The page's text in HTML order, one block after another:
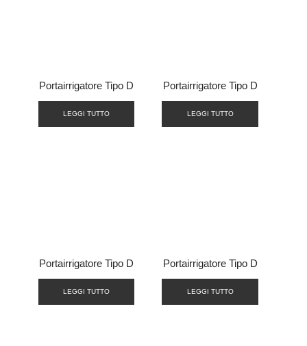
Portairrigatore Tipo D
LEGGI TUTTO
Portairrigatore Tipo D
LEGGI TUTTO
Portairrigatore Tipo D
LEGGI TUTTO
Portairrigatore Tipo D
LEGGI TUTTO